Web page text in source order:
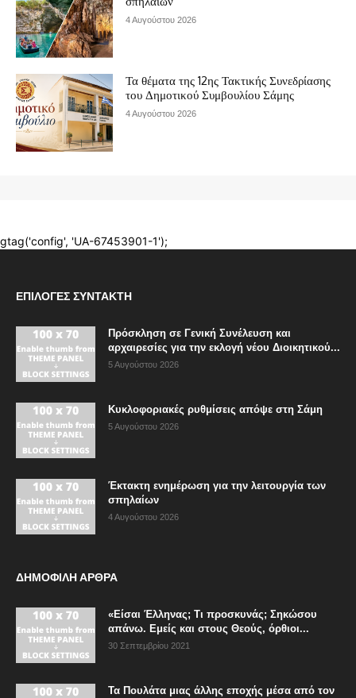
ΕΠΙΛΟΓΈΣ ΣΥΝΤΆΚΤΗ
Πρόσκληση σε Γενική Συνέλευση και
αρχαιρεσίες για την εκλογή νέου Διοικητικού...
5 Αυγούστου 2026
Κυκλοφοριακές ρυθμίσεις απόψε στη Σάμη
5 Αυγούστου 2026
Έκτακτη ενημέρωση για την λειτουργία των
σπηλαίων
4 Αυγούστου 2026
ΔΗΜΟΦΙΛΗ ΑΡΘΡΑ
«Είσαι Έλληνας; Τι προσκυνάς; Σηκώσου
απάνω. Εμείς και στους Θεούς, όρθιοι...
30 Σεπτεμβρίου 2021
Τα Πουλάτα μιας άλλης εποχής μέσα από τον